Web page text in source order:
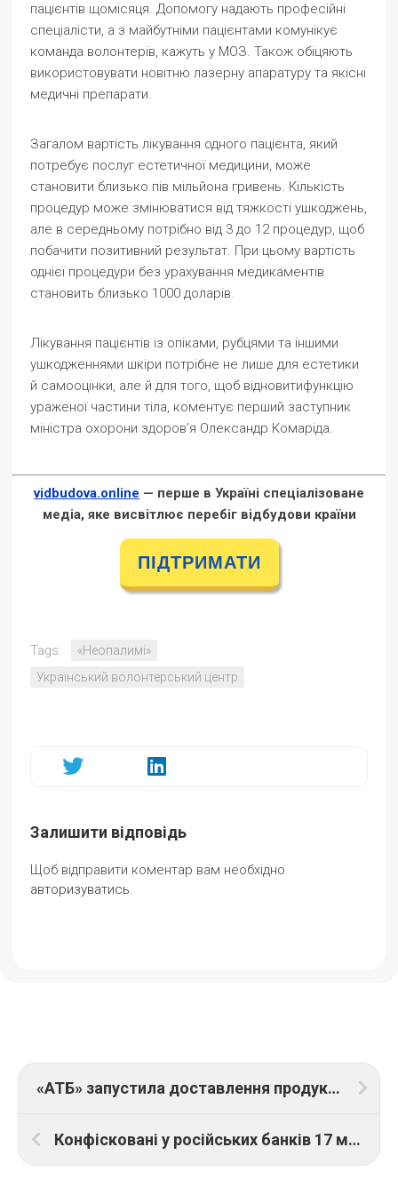
пацієнтів щомісяця. Допомогу надають професійні
спеціалісти, а з майбутніми пацієнтами комунікує
команда волонтерів, кажуть у МОЗ. Також обіцяють
використовувати новітню лазерну апаратуру та якісні
медичні препарати.
Загалом вартість лікування одного пацієнта, який
потребує послуг естетичної медицини, може
становити близько пів мільйона гривень. Кількість
процедур може змінюватися від тяжкості ушкоджень,
але в середньому потрібно від 3 до 12 процедур, щоб
побачити позитивний результат. При цьому вартість
однієї процедури без урахування медикаментів
становить близько 1000 доларів.
Лікування пацієнтів із опіками, рубцями та іншими
ушкодженнями шкіри потрібне не лише для естетики
й самооцінки, але й для того, щоб відновитифункцію
ураженої частини тіла, коментує перший заступник
міністра охорони здоров’я Олександр Комаріда.
vidbudova.online — перше в Україні спеціалізоване
медіа, яке висвітлює перебіг відбудови країни
ПІДТРИМАТИ
Tags:
«Неопалимі»
Український волонтерський центр
Залишити відповідь
Щоб відправити коментар вам необхідно
авторизуватись.
«АТБ» запустила доставлення продуктів до деокупованих населених пунктів України
Конфісковані у російських банків 17 млрд грн підуть на відновлення. Перший пріоритет – зруйноване житло